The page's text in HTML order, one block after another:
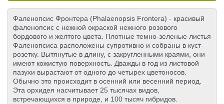
Фаленопсис Фронтера (Phalaenopsis Frontera) - красивый
фаленопсис с нежной окраской нежного розового
бордового и желтого цвета. Плотные темно-зеленые листья
Фаленопсиса расположены супротивно и собраны в куст-
розетку. Вытянутые в длину, с закругленными краями, они
имеют кожистую поверхность. Дважды в год из листовой
пазухи вырастают от одного до четырех цветоносов.
Обычно это происходит в осенний или весенний период.
Эта орхидея насчитывает 25 тысячах видов,
встречающихся в природе, и 100 тысяч гибридов.